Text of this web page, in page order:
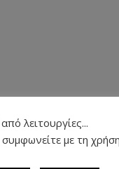
λειτουργίες...
με τη